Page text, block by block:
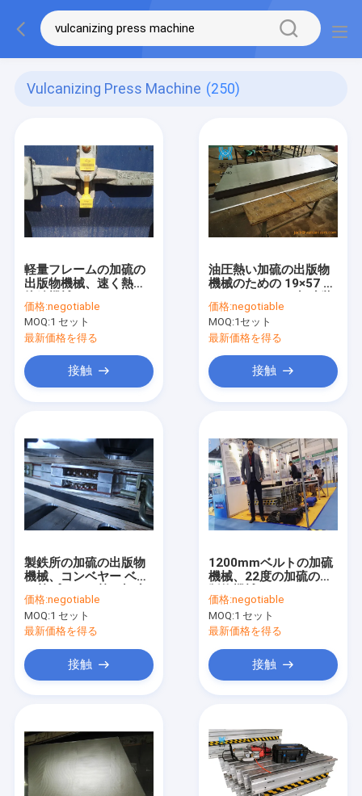
Vulcanizing Press Machine (250)
軽量フレームの加硫の
出版物機械、速く熱い
価格:negotiable
MOQ:1 セット
最新価格を得る
接触
油圧熱い加硫の出版物
機械のための 19×57 フ
置の圧力袋
価格:negotiable
MOQ:1セット
最新価格を得る
接触
製鉄所の加硫の出版物
機械、コンベヤー ベル
価格:negotiable
MOQ:1 セット
最新価格を得る
接触
1200mmベルトの加硫
機械、22度の加硫の出
価格:negotiable
MOQ:1 セット
最新価格を得る
接触